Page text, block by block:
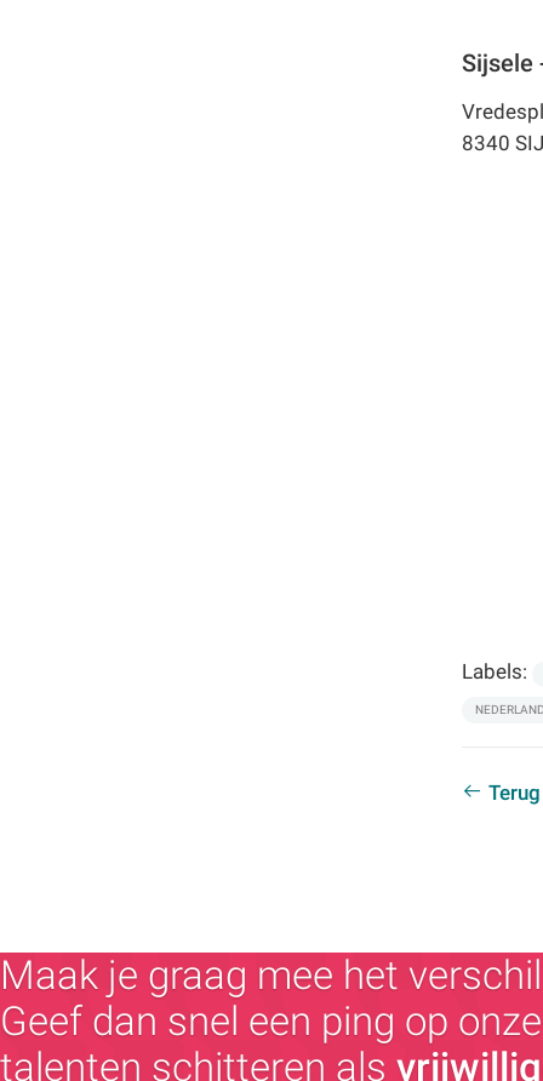
Sijsele
8340
Labels:
Maak je graag mee het
Geef dan snel een ping op
talenten schitteren als